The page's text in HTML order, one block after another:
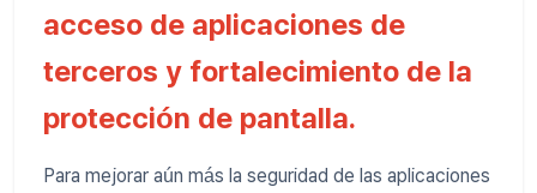
acceso de aplicaciones de
terceros y fortalecimiento de la
protección de pantalla.
Para mejorar aún más la seguridad de las aplicaciones